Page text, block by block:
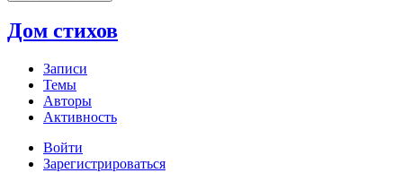
Дом стихов
Записи
Темы
Авторы
Активность
Войти
Зарегистрироваться